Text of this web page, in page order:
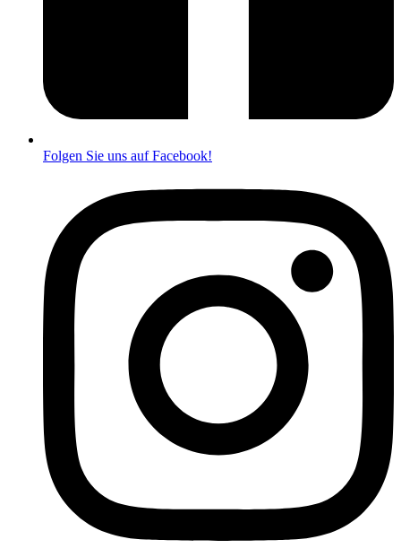
Folgen Sie uns auf Facebook!